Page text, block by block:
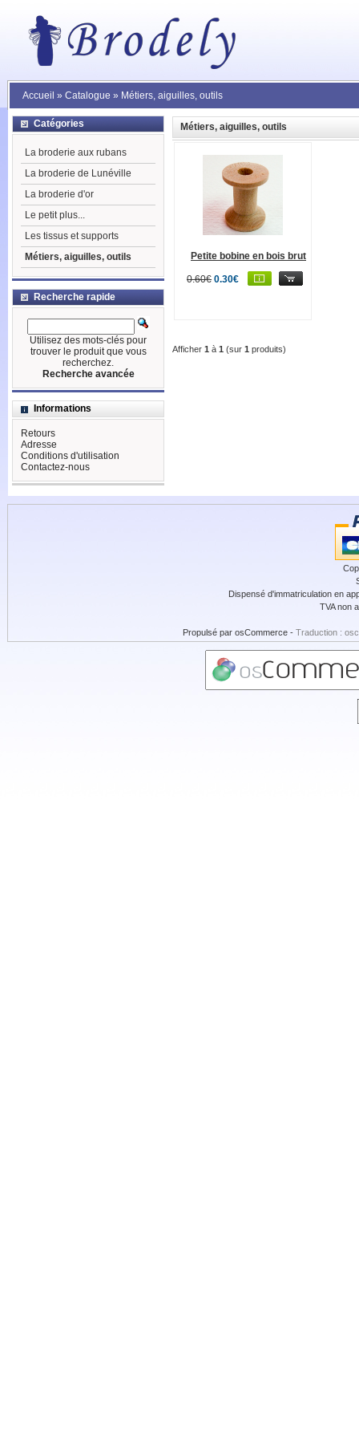
Accueil » Catalogue » Métiers, aiguilles, outils
Métiers, aiguilles, outils
Petite bobine en bois brut
0.60€ 0.30€
Afficher 1 à 1 (sur 1 produits)
Catégories
La broderie aux rubans
La broderie de Lunéville
La broderie d'or
Le petit plus...
Les tissus et supports
Métiers, aiguilles, outils
Recherche rapide
Utilisez des mots-clés pour
trouver le produit que vous
recherchez.
Recherche avancée
Informations
Retours
Adresse
Conditions d'utilisation
Contactez-nous
Dispensé d'immatriculation en
TVA non
Propulsé par osCommerce - Traduction :